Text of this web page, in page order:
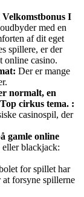
I
med en
af dit eget
spillere, er der
online casino.
Der er mange
normalt, en
cirkus tema. :
casinospil, der
gamle online
eller blackjack:
for spillet har
forsyne spillerne